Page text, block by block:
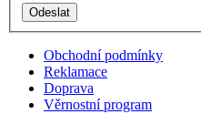
Obchodní podmínky
Reklamace
Doprava
Věrnostní program